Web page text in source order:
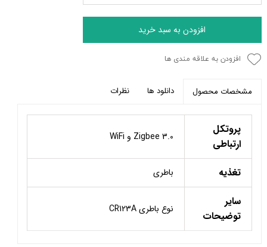
افزودن به سبد خرید
افزودن به علاقه مندی ها
مشخصات محصول دانلود ها نظرات
پروتکل
ارتباطی
Zigbee 3.0 و WiFi
تغذیه باطری
سایر
توضیحات
نوع باطری CR123A